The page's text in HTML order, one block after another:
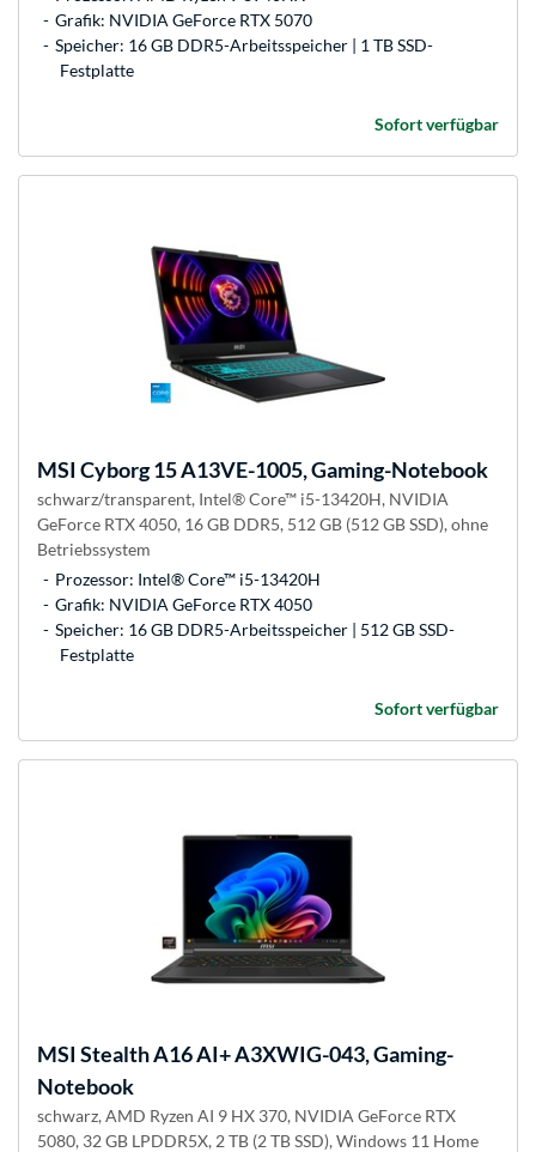
Grafik: NVIDIA GeForce RTX 5070
Speicher: 16 GB DDR5-Arbeitsspeicher | 1 TB SSD-
Festplatte
Sofort verfügbar
MSI Cyborg 15 A13VE-1005, Gaming-Notebook
schwarz/transparent, Intel® Core™ i5-13420H, NVIDIA
GeForce RTX 4050, 16 GB DDR5, 512 GB (512 GB SSD), ohne
Betriebssystem
Prozessor: Intel® Core™ i5-13420H
Grafik: NVIDIA GeForce RTX 4050
Speicher: 16 GB DDR5-Arbeitsspeicher | 512 GB SSD-
Festplatte
Sofort verfügbar
MSI Stealth A16 AI+ A3XWIG-043, Gaming-
Notebook
schwarz, AMD Ryzen AI 9 HX 370, NVIDIA GeForce RTX
5080, 32 GB LPDDR5X, 2 TB (2 TB SSD), Windows 11 Home